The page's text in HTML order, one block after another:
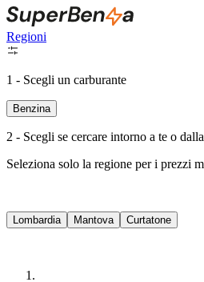
Regioni
1 - Scegli un carburante
Benzina
2 - Scegli se cercare intorno a te o
Seleziona solo la regione per i prezzi
Lombardia Mantova Curtatone